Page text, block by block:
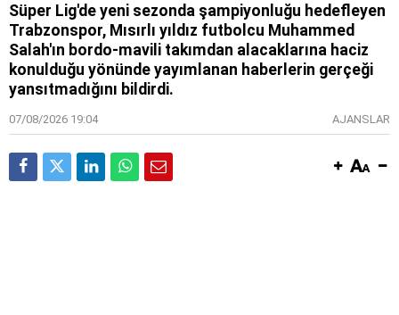
Süper Lig'de yeni sezonda şampiyonluğu hedefleyen
Trabzonspor, Mısırlı yıldız futbolcu Muhammed
Salah'ın bordo-mavili takımdan alacaklarına haciz
konulduğu yönünde yayımlanan haberlerin gerçeği
yansıtmadığını bildirdi.
07/08/2026 19:04 AJANSLAR